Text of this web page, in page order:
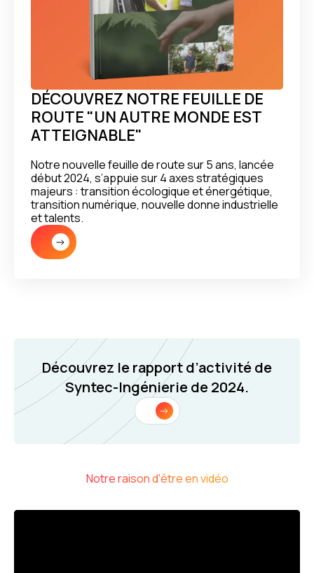
DÉCOUVREZ NOTRE FEUILLE DE
ROUTE "UN AUTRE MONDE EST
ATTEIGNABLE"
Notre nouvelle feuille de route sur 5 ans, lancée
début 2024, s’appuie sur 4 axes stratégiques
majeurs : transition écologique et énergétique,
transition numérique, nouvelle donne industrielle
et talents.
Découvrez le rapport d’activité de
Syntec-Ingénierie de 2024.
Notre raison d'être en vidéo